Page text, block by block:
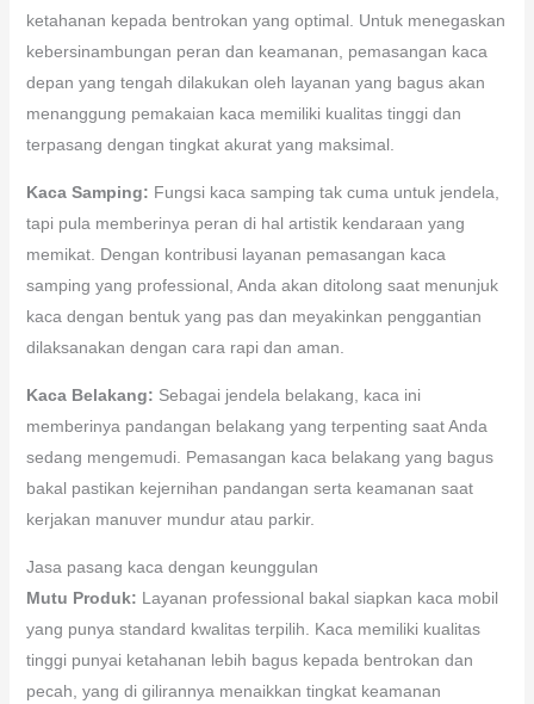
ketahanan kepada bentrokan yang optimal. Untuk menegaskan
kebersinambungan peran dan keamanan, pemasangan kaca
depan yang tengah dilakukan oleh layanan yang bagus akan
menanggung pemakaian kaca memiliki kualitas tinggi dan
terpasang dengan tingkat akurat yang maksimal.
Kaca Samping: Fungsi kaca samping tak cuma untuk jendela,
tapi pula memberinya peran di hal artistik kendaraan yang
memikat. Dengan kontribusi layanan pemasangan kaca
samping yang professional, Anda akan ditolong saat menunjuk
kaca dengan bentuk yang pas dan meyakinkan penggantian
dilaksanakan dengan cara rapi dan aman.
Kaca Belakang: Sebagai jendela belakang, kaca ini
memberinya pandangan belakang yang terpenting saat Anda
sedang mengemudi. Pemasangan kaca belakang yang bagus
bakal pastikan kejernihan pandangan serta keamanan saat
kerjakan manuver mundur atau parkir.
Jasa pasang kaca dengan keunggulan
Mutu Produk: Layanan professional bakal siapkan kaca mobil
yang punya standard kwalitas terpilih. Kaca memiliki kualitas
tinggi punyai ketahanan lebih bagus kepada bentrokan dan
pecah, yang di gilirannya menaikkan tingkat keamanan